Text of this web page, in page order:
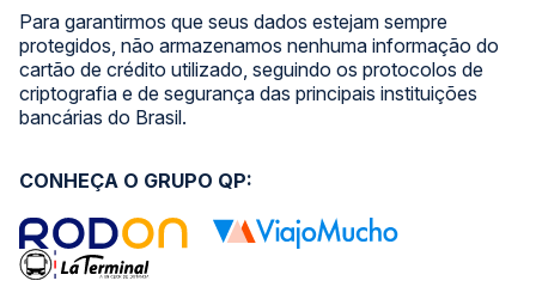
Para garantirmos que seus dados estejam sempre
protegidos, não armazenamos nenhuma informação do
cartão de crédito utilizado, seguindo os protocolos de
criptografia e de segurança das principais instituições
bancárias do Brasil.
CONHEÇA O GRUPO QP: